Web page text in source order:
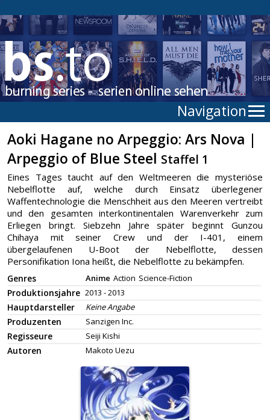
Navigation
Aoki Hagane no Arpeggio: Ars Nova |
Arpeggio of Blue Steel Staffel 1
Eines Tages taucht auf den Weltmeeren die mysteriöse
Nebelflotte auf, welche durch Einsatz überlegener
Waffentechnologie die Menschheit aus den Meeren vertreibt
und den gesamten interkontinentalen Warenverkehr zum
Erliegen bringt. Siebzehn Jahre später beginnt Gunzou
Chihaya mit seiner Crew und der I-401, einem
übergelaufenen U-Boot der Nebelflotte, dessen
Personifikation Iona heißt, die Nebelflotte zu bekämpfen.
Genres Anime Action Science-Fiction
Produktionsjahre 2013 - 2013
Hauptdarsteller Keine Angabe
Produzenten Sanzigen Inc.
Regisseure Seiji Kishi
Autoren Makoto Uezu